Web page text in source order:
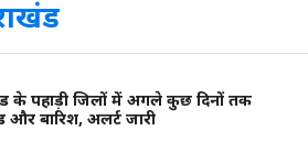
के पहाड़ी जिलों में अगले कुछ दिनों तक
और बारिश, अलर्ट जारी